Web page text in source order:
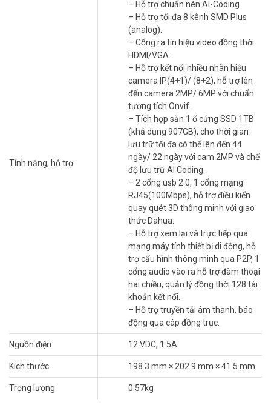
thoại hai chiều, quản lý đồng thời 128 tài khoản kết nối.
– Hỗ trợ truyền tải âm thanh, báo động qua cáp đồng trục.
– Công suất: <7W - Kích thước: 198.3 mm × 202.9 mm × 41.5 mm -
Trọng lượng: 0.57 kg - Sản xuất tại Trung Quốc. - Bảo hành: 24
Đầu ghi ip camerachính hãng, chất lượng
Đặt mua hàng Online ngay hôm nay để được hỗ trợ giá tốt nhất.
Facebook Vuhoangtelecomnhé.
Tính năng, hỗ trợ
– Hỗ trợ chuẩn nén AI-Coding.
– Hỗ trợ tối đa 8 kênh SMD Plus
(analog).
– Cổng ra tín hiệu video đồng thời
HDMI/VGA.
– Hỗ trợ kết nối nhiều nhãn hiệu
camera IP(4+1)/ (8+2), hỗ trợ lên
đến camera 2MP/ 6MP với chuẩn
tương tích Onvif.
– Tích hợp sẵn 1 ổ cứng SSD 1TB
(khả dụng 907GB), cho thời gian
lưu trữ tối đa có thể lên đến 44
ngày/ 22 ngày với cam 2MP và chế
độ lưu trữ AI Coding.
– 2 cổng usb 2.0, 1 cổng mạng
RJ45(100Mbps), hỗ trợ điều kiển
quay quét 3D thông minh với giao
thức Dahua.
– Hỗ trợ xem lại và trực tiếp qua
mạng máy tính thiết bị di động, hỗ
trợ cấu hình thông minh qua P2P, 1
cổng audio vào ra hỗ trợ đàm thoại
hai chiều, quản lý đồng thời 128 tài
khoản kết nối.
– Hỗ trợ truyền tải âm thanh, báo
động qua cáp đồng trục.
Nguồn điện 12 VDC, 1.5A
Kích thước 198.3 mm × 202.9 mm × 41.5 mm
Trọng lượng 0.57kg